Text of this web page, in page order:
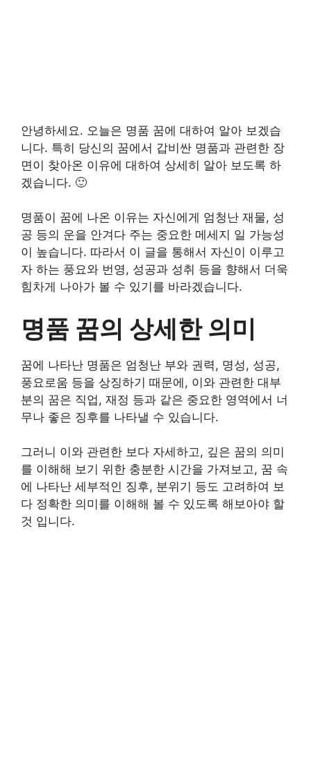
안녕하세요. 오늘은 명품 꿈에 대하여 알아 보겠습
니다. 특히 당신의 꿈에서 갑비싼 명품과 관련한 장
면이 찾아온 이유에 대하여 상세히 알아 보도록 하
겠습니다. 🙂
명품이 꿈에 나온 이유는 자신에게 엄청난 재물, 성
공 등의 운을 안겨다 주는 중요한 메세지 일 가능성
이 높습니다. 따라서 이 글을 통해서 자신이 이루고
자 하는 풍요와 번영, 성공과 성취 등을 향해서 더욱
힘차게 나아가 볼 수 있기를 바라겠습니다.
명품 꿈의 상세한 의미
꿈에 나타난 명품은 엄청난 부와 권력, 명성, 성공,
풍요로움 등을 상징하기 때문에, 이와 관련한 대부
분의 꿈은 직업, 재정 등과 같은 중요한 영역에서 너
무나 좋은 징후를 나타낼 수 있습니다.
그러니 이와 관련한 보다 자세하고, 깊은 꿈의 의미
를 이해해 보기 위한 충분한 시간을 가져보고, 꿈 속
에 나타난 세부적인 징후, 분위기 등도 고려하여 보
다 정확한 의미를 이해해 볼 수 있도록 해보아야 할
것 입니다.